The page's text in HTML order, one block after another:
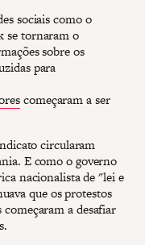
sociais como o
se tornaram o
sobre os
para
começaram a ser
circularam
E como o governo
nacionalista de "lei e
que os protestos
a desafiar